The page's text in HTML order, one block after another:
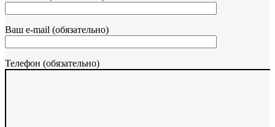
Ваш e-mail (обязательно)
Телефон (обязательно)